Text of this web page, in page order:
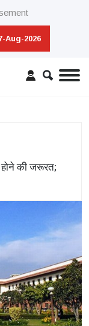
Aug-2026
की जरूरत;